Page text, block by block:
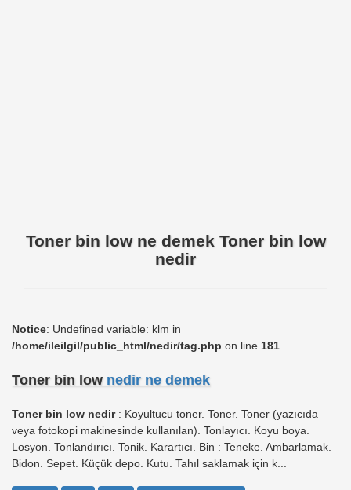
Toner bin low ne demek Toner bin low
nedir
Notice: Undefined variable: klm in
/home/ileilgil/public_html/nedir/tag.php on line 181
Toner bin low nedir ne demek
Toner bin low nedir: Koyultucu toner. Toner. Toner (yazıcıda
veya fotokopi makinesinde kullanılan). Tonlayıcı. Koyu boya.
Losyon. Tonlandırıcı. Tonik. Karartıcı. Bin : Teneke. Ambarlamak.
Bidon. Sepet. Küçük depo. Kutu. Tahıl saklamak için k...